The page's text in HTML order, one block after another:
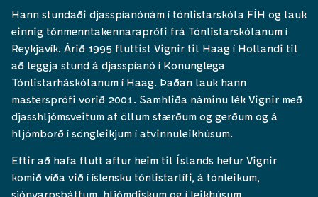
Hann stundaði djasspíanónám í tónlistarskóla FÍH og lauk
einnig tónmenntakennaraprófi frá Tónlistarskólanum í
Reykjavík. Árið 1995 fluttist Vignir til Haag í Hollandi til
að leggja stund á djasspíanó í Konunglega
Tónlistarháskólanum í Haag. Þaðan lauk hann
mastersprófi vorið 2001. Samhliða náminu lék Vignir með
djasshljómsveitum af öllum stærðum og gerðum og á
hljómborð í söngleikjum í atvinnuleikhúsum.
Eftir að hafa flutt aftur heim til Íslands hefur Vignir
komið víða við í íslensku tónlistarlífi, á tónleikum,
sjónvarpsþáttum, hljómdiskum og í leikhúsum.